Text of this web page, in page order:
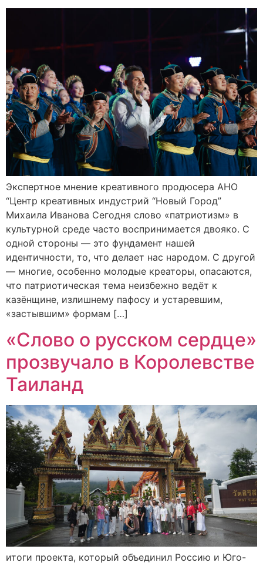
Экспертное мнение креативного продюсера АНО
“Центр креативных индустрий “Новый Город”
Михаила Иванова Сегодня слово «патриотизм» в
культурной среде часто воспринимается двояко. С
одной стороны — это фундамент нашей
идентичности, то, что делает нас народом. С другой
— многие, особенно молодые креаторы, опасаются,
что патриотическая тема неизбежно ведёт к
казёнщине, излишнему пафосу и устаревшим,
«застывшим» формам […]
«Слово о русском сердце»
прозвучало в Королевстве
Таиланд
итоги проекта, который объединил Россию и Юго-